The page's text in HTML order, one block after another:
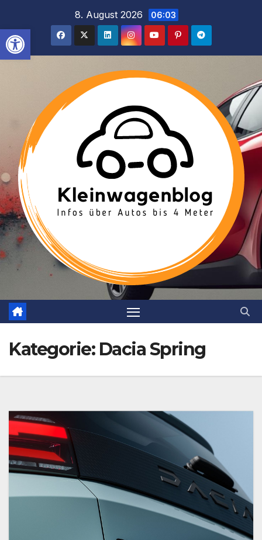
Werkzeugleiste öffnen
springen
8. August 2026 06:03
Kategorie: Dacia Spring